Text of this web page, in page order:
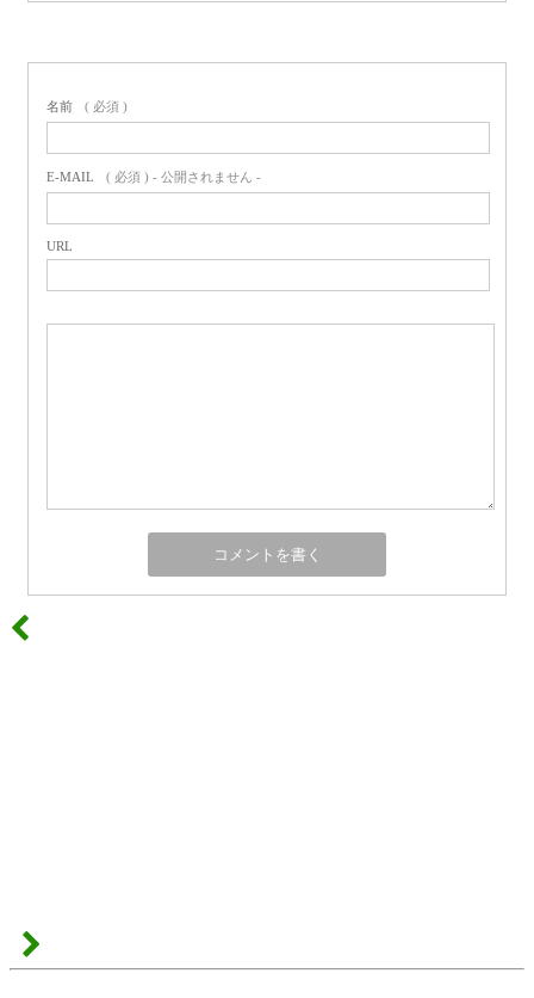
名前 ( 必須 )
E-MAIL ( 必須 ) - 公開されません -
URL